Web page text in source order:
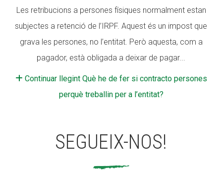
Les retribucions a persones físiques normalment estan
subjectes a retenció de l’IRPF. Aquest és un impost que
grava les persones, no l’entitat. Però aquesta, com a
pagador, està obligada a deixar de pagar...
Continuar llegint Què he de fer si contracto persones
perquè treballin per a l’entitat?
SEGUEIX-NOS!